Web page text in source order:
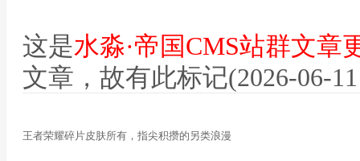
这是水淼·帝国CMS站群文章
文章，故有此标记(2026-06-
王者荣耀碎片皮肤所有，指尖积攒的另类浪漫